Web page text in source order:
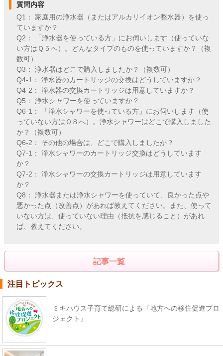
質問内容
Q1： 家庭用の浄水器（またはアルカリイオン整水器）を使っ
ていますか？
Q2： 「浄水器を使っている方」にお伺いします（使っていな
い方はＱ５へ）。どんなタイプのものを使っていますか？（複
数可）
Q3： 浄水器はどこで購入しましたか？（複数可）
Q4-1： 浄水器のカートリッジの交換はどうしていますか？
Q4-2： 浄水器の交換カートリッジは用意していますか？
Q5： 浄水シャワーを使っていますか？
Q6-1： 「浄水シャワーを使っている方」にお伺いします（使
っていない方はＱ８へ）。浄水シャワーはどこで購入しました
か？（複数可）
Q6-2： その他の場合は、どこで購入しましたか？
Q7-1： 浄水シャワーのカートリッジ交換はどうしています
か？
Q7-2： 浄水シャワーの交換カートリッジは用意しています
か？
Q8： 浄水器または浄水シャワーを使っていて、良かった点や
悪かった点（改善点）があれば教えてください。また、使って
いない方は、使っていない理由（抵抗を感じること）があれ
ば、教えてください。
記事一覧
注目トピックス
ミキハウス子育て総研による『地方への移住促進プロ
ジェクト』